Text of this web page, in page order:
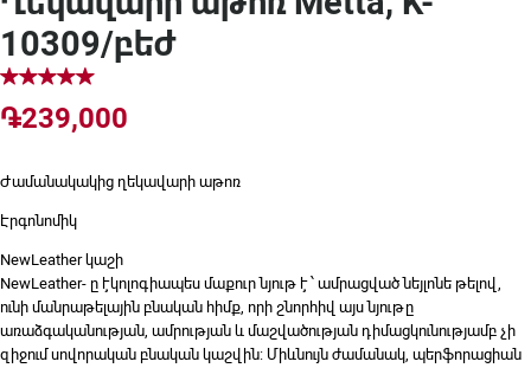
10309/բեժ
֏239,000
Ժամանակակից ղեկավարի աթոռ
Էրգոնոմիկ
NewLeather կաշի
NewLeather- ը էկոլոգիապես մաքուր նյութ է ՝ ամրացված նեյլոնե թելով,
ունի մանրաթելային բնական հիմք, որի շնորհիվ այս նյութը
առաձգականության, ամրության և մաշվածության դիմացկունությամբ չի
զիջում սովորական բնական կաշվին: Միևնույն ժամանակ, պերֆորացիան